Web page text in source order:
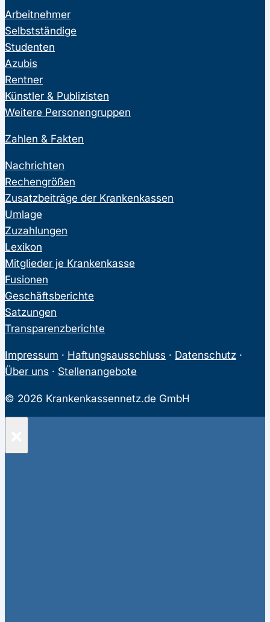
Arbeitnehmer
Selbstständige
Studenten
Azubis
Rentner
Künstler & Publizisten
Weitere Personengruppen
Zahlen & Fakten
Nachrichten
Rechengrößen
Zusatzbeiträge der Krankenkassen
Umlage
Zuzahlungen
Lexikon
Mitglieder je Krankenkasse
Fusionen
Geschäftsberichte
Satzungen
Transparenzberichte
Impressum · Haftungsausschluss · Datenschutz ·
Über uns · Stellenangebote
© 2026 Krankenkassennetz.de GmbH